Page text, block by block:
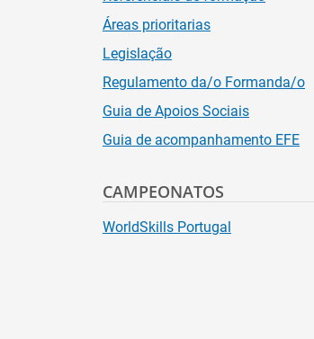
Áreas prioritarias
Legislação
Regulamento da/o Formanda/o
Guia de Apoios Sociais
Guia de acompanhamento EFE
CAMPEONATOS
WorldSkills Portugal